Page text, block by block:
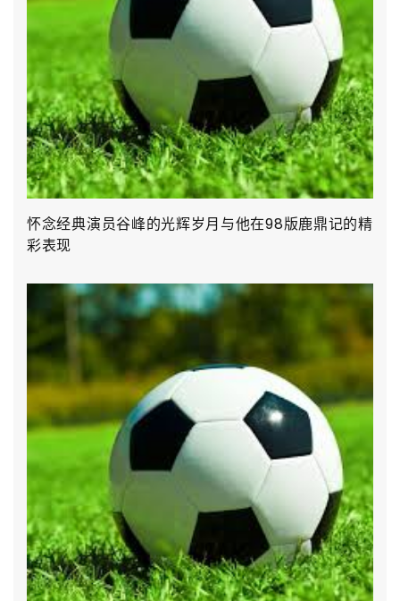
怀念经典演员谷峰的光辉岁月与他在98版鹿鼎记的精
彩表现